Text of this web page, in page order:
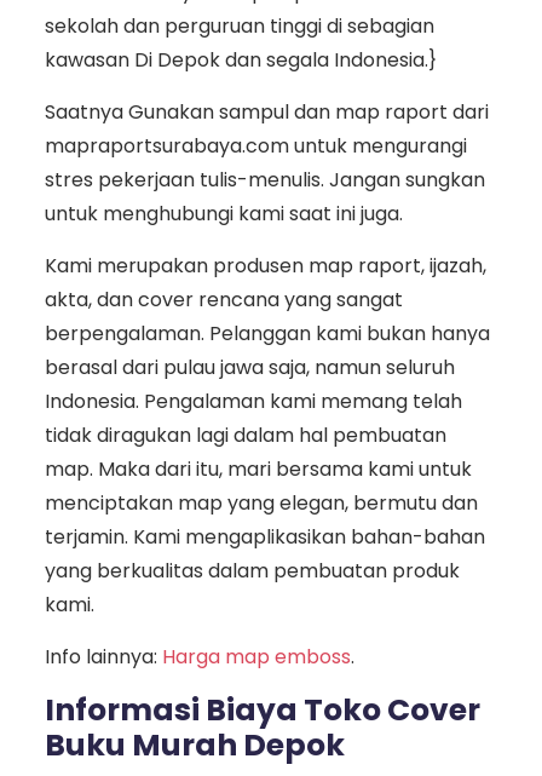
sekolah dan perguruan tinggi di sebagian
kawasan Di Depok dan segala Indonesia.}
Saatnya Gunakan sampul dan map raport dari
mapraportsurabaya.com untuk mengurangi
stres pekerjaan tulis-menulis. Jangan sungkan
untuk menghubungi kami saat ini juga.
Kami merupakan produsen map raport, ijazah,
akta, dan cover rencana yang sangat
berpengalaman. Pelanggan kami bukan hanya
berasal dari pulau jawa saja, namun seluruh
Indonesia. Pengalaman kami memang telah
tidak diragukan lagi dalam hal pembuatan
map. Maka dari itu, mari bersama kami untuk
menciptakan map yang elegan, bermutu dan
terjamin. Kami mengaplikasikan bahan-bahan
yang berkualitas dalam pembuatan produk
kami.
Info lainnya: Harga map emboss.
Informasi Biaya Toko Cover
Buku Murah Depok